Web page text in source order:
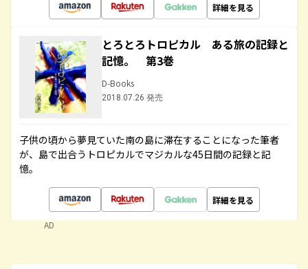
詳細を見る
とろとろトロピカル ある旅の記録と
記憶。 第3巻
D-Books
2018.07.26 発売
子供の頃から夢見ていた南の島に滞在することになった筆者
が、島で出合うトロピカルでマジカルな45日間の記録と記
憶。
詳細を見る
AD